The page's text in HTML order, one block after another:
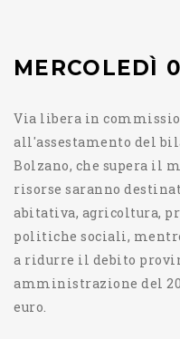
MERCOLEDÌ
Via libera in
all'assestamento del
Bolzano, che supera il
risorse saranno
abitativa, agricoltura,
politiche sociali,
a ridurre il debito
amministrazione del
euro.